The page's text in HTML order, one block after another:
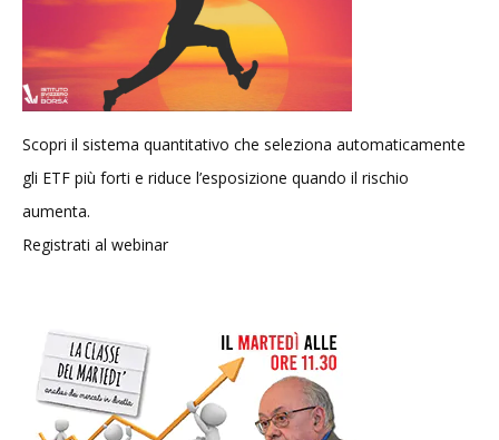
Scopri il sistema quantitativo che seleziona automaticamente
gli ETF più forti e riduce l’esposizione quando il rischio
aumenta.
Registrati al webinar